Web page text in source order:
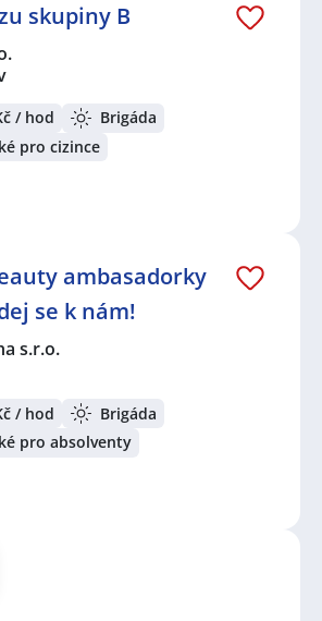
skupiny B
/ hod
Brigáda
pro cizince
ambasadorky
se k nám!
s.r.o.
/ hod
Brigáda
pro absolventy